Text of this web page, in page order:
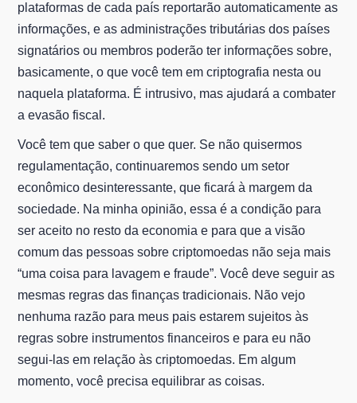
plataformas de cada país reportarão automaticamente as
informações, e as administrações tributárias dos países
signatários ou membros poderão ter informações sobre,
basicamente, o que você tem em criptografia nesta ou
naquela plataforma. É intrusivo, mas ajudará a combater
a evasão fiscal.
Você tem que saber o que quer. Se não quisermos
regulamentação, continuaremos sendo um setor
econômico desinteressante, que ficará à margem da
sociedade. Na minha opinião, essa é a condição para
ser aceito no resto da economia e para que a visão
comum das pessoas sobre criptomoedas não seja mais
“uma coisa para lavagem e fraude”. Você deve seguir as
mesmas regras das finanças tradicionais. Não vejo
nenhuma razão para meus pais estarem sujeitos às
regras sobre instrumentos financeiros e para eu não
segui-las em relação às criptomoedas. Em algum
momento, você precisa equilibrar as coisas.